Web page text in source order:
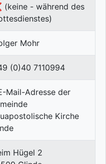
(keine - während des
Mohr
(0)40 7110994
Hügel 2